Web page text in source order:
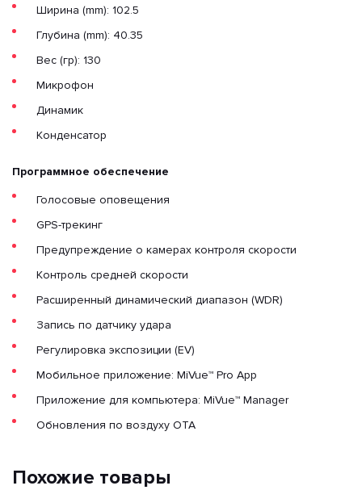
Ширина (mm): 102.5
Глубина (mm): 40.35
Вес (гр): 130
Микрофон
Динамик
Конденсатор
Программное обеспечение
Голосовые оповещения
GPS-трекинг
Предупреждение о камерах контроля скорости
Контроль средней скорости
Расширенный динамический диапазон (WDR)
Запись по датчику удара
Регулировка экспозиции (EV)
Мобильное приложение: MiVue™ Pro App
Приложение для компьютера: MiVue™ Manager
Обновления по воздуху OTA
Похожие товары